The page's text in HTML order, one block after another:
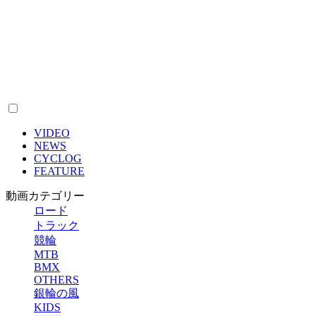
VIDEO
NEWS
CYCLOG
FEATURE
動画カテゴリー
ロード
トラック
競輪
MTB
BMX
OTHERS
銀輪の風
KIDS